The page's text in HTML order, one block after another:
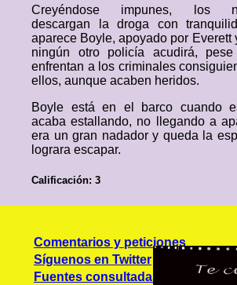
Creyéndose impunes, los
descargan la droga con
aparece Boyle, apoyado por Everett
ningún otro policía acudirá,
enfrentan a los criminales
ellos, aunque acaben heridos.
Boyle está en el barco cuando
acaba estallando, no llegando a
era un gran nadador y queda la
lograra escapar.
Calificación: 3
Comentarios y peticiones
Síguenos en Twitter
Fuentes consultadas